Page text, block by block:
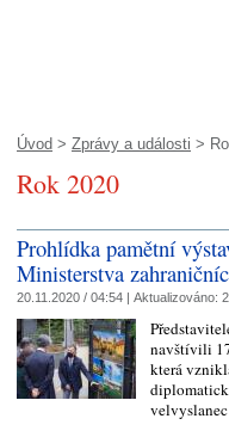
Úvod > Zprávy a události >
Rok 2020
Prohlídka pamětní
Ministerstva
20.11.2020 / 04:54 | Aktualizováno:
navštívili
která